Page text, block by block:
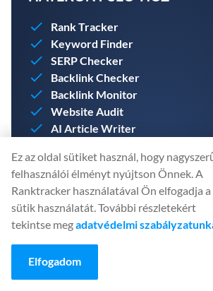
Rank Tracker
Keyword Finder
SERP Checker
Backlink Checker
Backlink Monitor
Website Audit
AI Article Writer
Hozzon létre fiókot még ma. Nincs
hitelkártyára.
Ez az oldal sütiket használ, hogy
felhasználói élményt nyújtson Önnek. A
Ranktracker használatával Ön elfogadja a
sütik használatát. További részletekért
tekintse megadatvédelmi
Elfogadom